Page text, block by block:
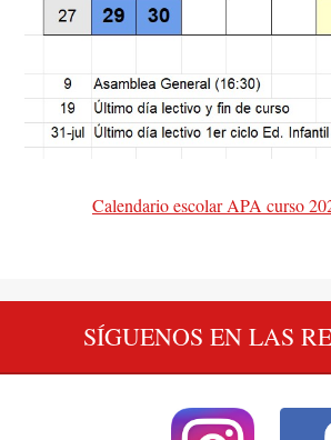
Calendario escolar APA curso
SÍGUENOS EN LAS